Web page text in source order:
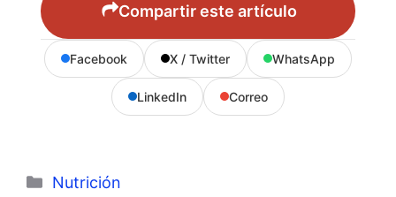
Compartir este artículo
Facebook X / Twitter WhatsApp
LinkedIn Correo
Categorías
Nutrición